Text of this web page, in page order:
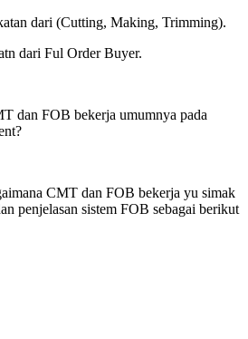
dari (Cutting, Making, Trimming).
dari Ful Order Buyer.
dan FOB bekerja umumnya pada
CMT dan FOB bekerja yu simak
penjelasan sistem FOB sebagai berikut